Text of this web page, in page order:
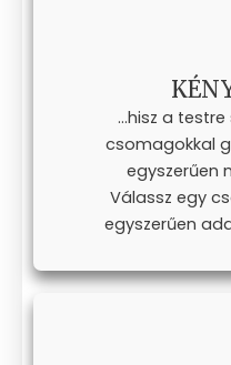
...hisz a
csomagokkal
egyszerűen
Válassz egy
egyszerűen